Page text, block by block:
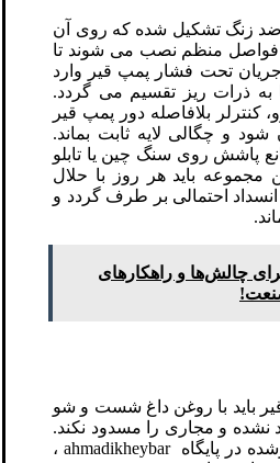
ضد زنگ تشکیل شده که روی آن
فواصل منظم نصب می ‌شوند تا
تحت فشار پمپ قیر وارد
به ذرات ریز تقسیم می‌ گردد.
بلافاصله دور پمپ قیر
شود و چگالی لایه ثابت بماند.
پاشش روی سنگ ‌چین یا تابلو
مجموعه باید هر روز با حلال
احتمالی بر طرف گردد و
05 عنوان برای چالش‌ها و راهکارهای
باید با روغن داغ شست‌ و شو
نشده و مجاری را مسدود نکند.
طبق راهنمای میدانی منتشرشده در پایگاه ahmadikheybar ،